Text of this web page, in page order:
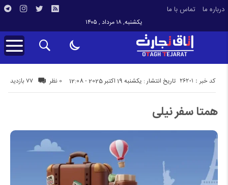
درباره ما تماس با ما
یکشنبه, ۱۸ مرداد , ۱۴۰۵
تاریخ انتشار : یکشنبه 19 اکتبر 2025 - 12:08 77 بازدید کد خبر : 26201 0 نظر
همتا سفر نیلی